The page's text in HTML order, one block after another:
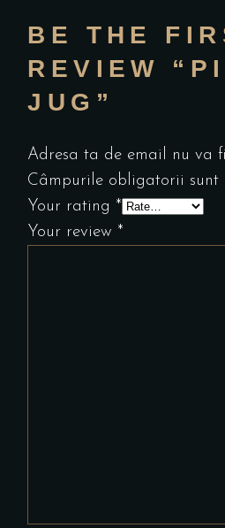
BE THE
REVIEW
JUG”
Adresa ta de email nu va
Câmpurile obligatorii sunt
Your rating *
Your review *